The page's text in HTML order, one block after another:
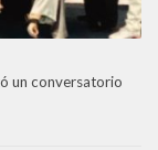
un conversatorio